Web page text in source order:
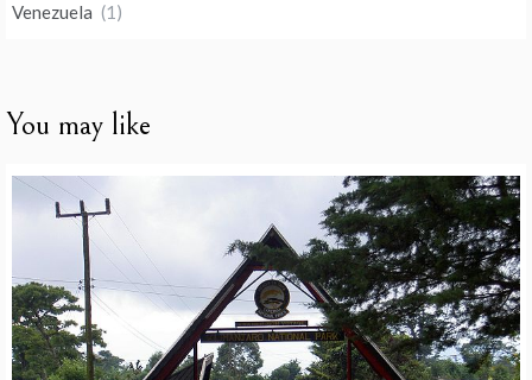
Venezuela (1)
You may like